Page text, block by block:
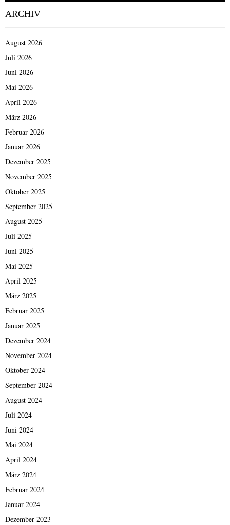
ARCHIV
August 2026
Juli 2026
Juni 2026
Mai 2026
April 2026
März 2026
Februar 2026
Januar 2026
Dezember 2025
November 2025
Oktober 2025
September 2025
August 2025
Juli 2025
Juni 2025
Mai 2025
April 2025
März 2025
Februar 2025
Januar 2025
Dezember 2024
November 2024
Oktober 2024
September 2024
August 2024
Juli 2024
Juni 2024
Mai 2024
April 2024
März 2024
Februar 2024
Januar 2024
Dezember 2023